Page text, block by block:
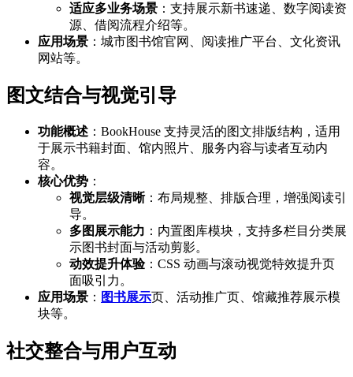
适应多业务场景 ：支持展示新书速递、数字阅读资
源、借阅流程介绍等。
应用场景 ：城市图书馆官网、阅读推广平台、文化资讯
网站等。
图文结合与视觉引导
功能概述 ：BookHouse 支持灵活的图文排版结构，适用
于展示书籍封面、馆内照片、服务内容与读者互动内
容。
核心优势 ：
视觉层级清晰：布局规整、排版合理，增强阅读引
导。
多图展示能力 ：内置图库模块，支持多栏目分类展
示图书封面与活动剪影。
动效提升体验：CSS 动画与滚动视觉特效提升页
面吸引力。
应用场景 ： 图书展示页、活动推广页、馆藏推荐展示模
块等。
社交整合与用户互动